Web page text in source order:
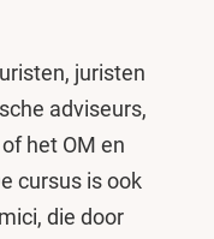
juristen
adviseurs,
het OM en
cursus is ook
die door